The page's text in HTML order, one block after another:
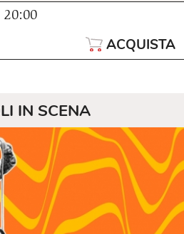
20:00
ACQUISTA
IN SCENA